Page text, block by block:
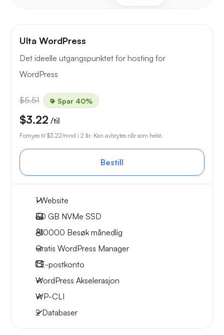
Ulta WordPress
Det ideelle utgangspunktet for hosting for
WordPress
$5.51 Spar 40%
$3.22 /til
Fornyes til $3.22/mnd i 2 år. Kan avbrytes når som helst.
Bestill
1 Website
30 GB NVMe SSD
~10000 Besøk månedlig
Gratis WordPress Manager
1E-postkonto
WordPress Akselerasjon
WP-CLI
2 Databaser